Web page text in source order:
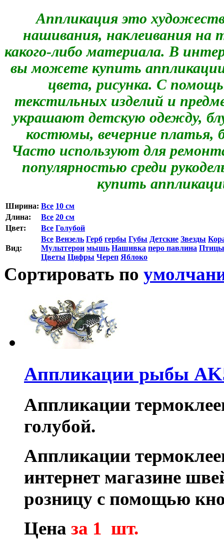
Аппликация это
нашивания, наклеивания на
какого-либо материала. В
вы можете купить аппликации
цвета, рисунка. С
текстильных изделий и
украшают детскую одежду,
костюмы, вечерние платья,
Часто используют для
популярностью среди
купить
Ширина: Все 10 см
Длина:
Все 20 см
Цвет:
Все Голубой
Вид:
Все Вензель Герб гербы Губы Детские Звезды
Мультгерои мышь Нашивка перо павлина Птицы
Цветы Цифры Череп Яблоко
Сортировать по
Аппликации рыбы
Аппликации
голубой.
Аппликации
интернет магазине
розницу с помощью
Цена за 1 шт.